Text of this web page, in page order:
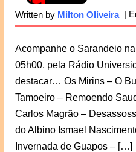
Written by Milton Oliveira
Acompanhe o Sarandeio
05h00, pela Rádio
destacar… Os Mirins – O
Tamoeiro – Remoendo
Carlos Magrão –
do Albino Ismael
Invernada de Guapos – […]